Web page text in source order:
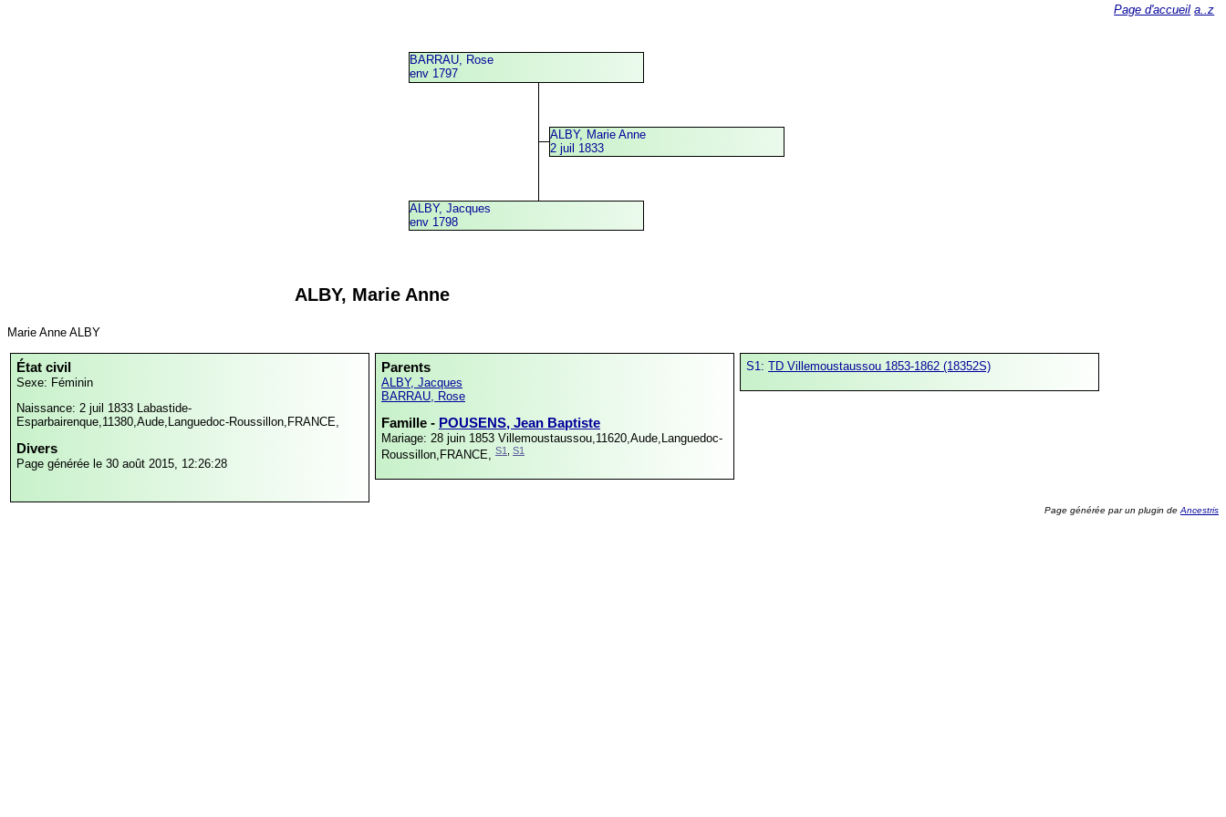
ALBY, Marie Anne
2 juil 1833
BARRAU, Rose
env 1797
ALBY, Jacques
env 1798
ALBY, Marie Anne
Marie Anne ALBY
État civil
Sexe: Féminin
Naissance: 2 juil 1833 Labastide-
Esparbairenque,11380,Aude,Languedoc-Roussillon,FRANCE,
Divers
Page générée le 30 août 2015, 12:26:28
Parents
ALBY, Jacques
BARRAU, Rose
Famille - POUSENS, Jean Baptiste
Mariage: 28 juin 1853 Villemoustaussou,11620,Aude,Languedoc-
Roussillon,FRANCE, S1 S1
S1: TD Villemoustaussou 1853-1862 (18352S)
Page d'accueil a..z
Page générée par un plugin de Ancestris